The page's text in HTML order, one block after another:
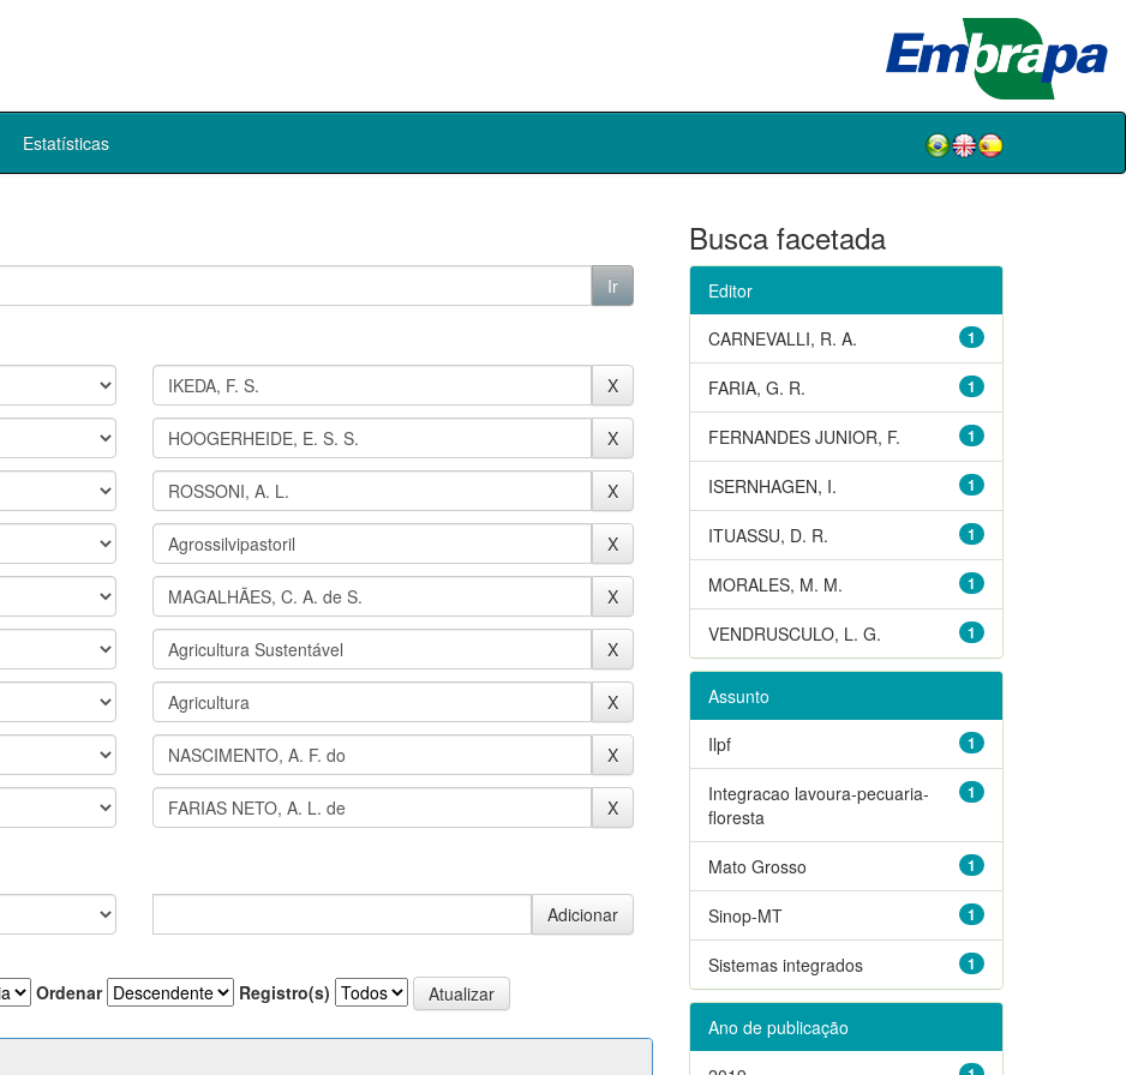
Estatísticas
Ordenar Registro(s)
Busca facetada
Editor
1
CARNEVALLI, R. A.
1
FARIA, G. R.
1
FERNANDES JUNIOR, F.
1
ISERNHAGEN, I.
1
ITUASSU, D. R.
1
MORALES, M. M.
1
VENDRUSCULO, L. G.
Assunto
1
Ilpf
1
Integracao lavoura-pecuaria-
floresta
1
Mato Grosso
1
Sinop-MT
1
Sistemas integrados
Ano de publicação